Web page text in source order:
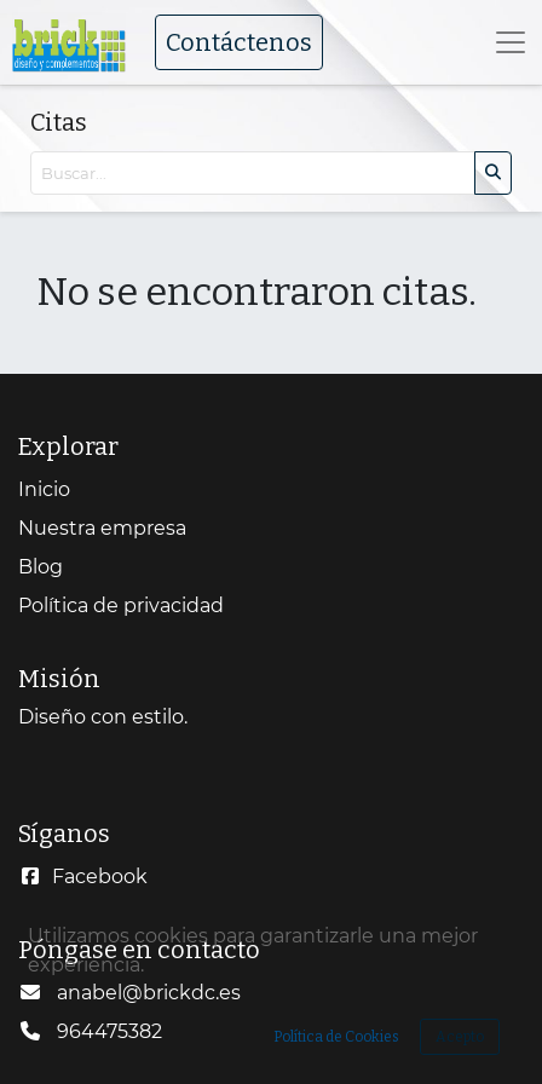
Contáctenos
Citas
No se encontraron citas.
Explorar
Inicio
Nuestra empresa
Blog
Política de privacidad
Misión
Diseño con estilo.
Síganos
Facebook
Póngase en contacto
anabel@brickdc.es
964475382
Utilizamos cookies para garantizarle una mejor
experiencia.
Política de Cookies Acepto